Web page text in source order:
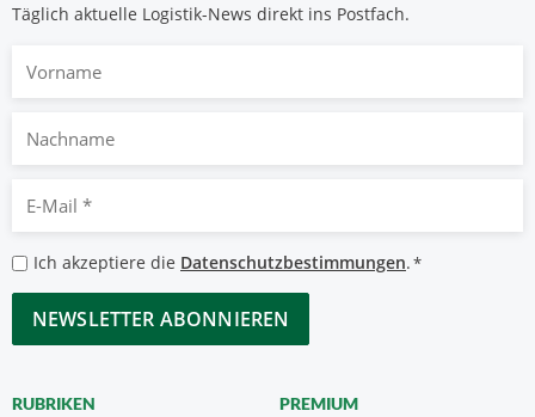
Täglich aktuelle Logistik-News direkt ins Postfach.
Nachname
Mail
*
Datenschutzbestimmungen
*
Ich akzeptiere die Datenschutzbestimmungen.*
CAPTCHA
RUBRIKEN PREMIUM